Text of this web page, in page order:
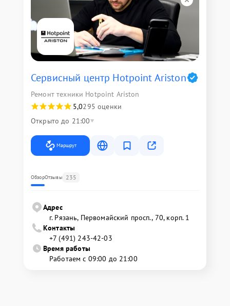
Сервисный центр Hotpoint Ariston
Ремонт техники Hotpoint Ariston
5,0295 оценки
Открыто до 21:00
Маршрут
ОбзорОтзывы 235
Адрес
г. Рязань, Первомайский просп., 70, корп. 1
Контакты
+7 (491) 243-42-03
Время работы
Работаем с 09:00 до 21:00